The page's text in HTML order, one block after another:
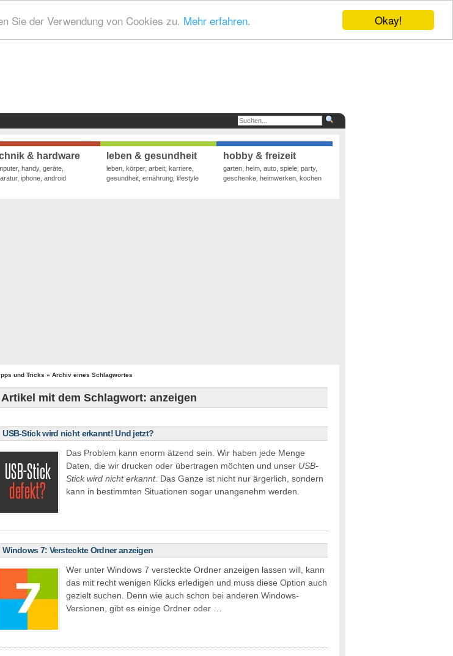
Okay!
Sie der Verwendung von Cookies zu. Mehr erfahren.
& hardware
handy, geräte,
iphone, android
leben & gesundheit
leben, körper, arbeit, karriere,
gesundheit, ernährung, lifestyle
hobby & freizeit
garten, heim, auto, spiele, party,
geschenke, heimwerken, kochen
und Tricks » Archiv eines Schlagwortes
Artikel mit dem Schlagwort: anzeigen
USB-Stick wird nicht erkannt! Und jetzt?
Das Problem kann enorm ätzend sein. Wir haben jede Menge
Daten, die wir drucken oder übertragen möchten und unser USB-
Stick wird nicht erkannt. Das Ganze ist nicht nur ärgerlich, sondern
kann in bestimmten Situationen sogar unangenehm werden.
Windows 7: Versteckte Ordner anzeigen
Wer unter Windows 7 versteckte Ordner anzeigen lassen will, kann
das mit recht wenigen Klicks erledigen und muss diese Option auch
gezielt suchen. Denn wie auch schon bei anderen Windows-
Versionen, gibt es einige Ordner oder …